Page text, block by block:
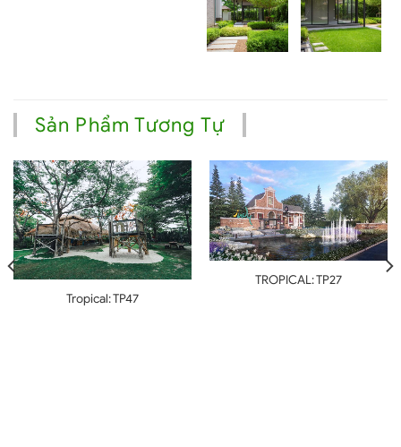
Sản Phẩm Tương Tự
Tropical: TP47
TROPICAL: TP27